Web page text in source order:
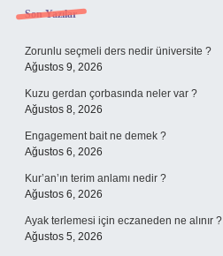
Sidebar
Son Yazılar
Zorunlu seçmeli ders nedir üniversite ?
Ağustos 9, 2026
Kuzu gerdan çorbasında neler var ?
Ağustos 8, 2026
Engagement bait ne demek ?
Ağustos 6, 2026
Kur’an’ın terim anlamı nedir ?
Ağustos 6, 2026
Ayak terlemesi için eczaneden ne alınır ?
Ağustos 5, 2026